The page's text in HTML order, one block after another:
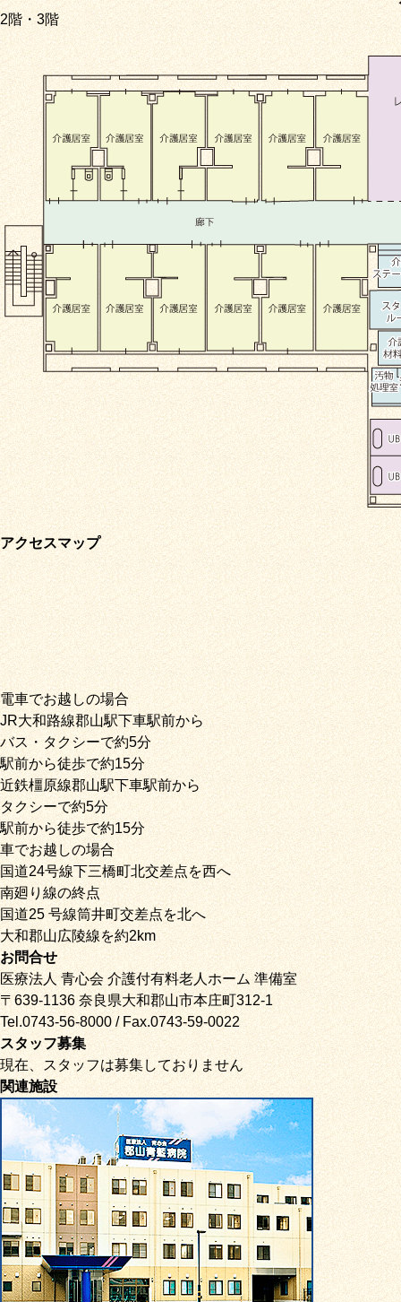
2階・3階
アクセスマップ
電車でお越しの場合
JR大和路線郡山駅下車駅前から
バス・タクシーで約5分
駅前から徒歩で約15分
近鉄橿原線郡山駅下車駅前から
タクシーで約5分
駅前から徒歩で約15分
車でお越しの場合
国道24号線下三橋町北交差点を西へ
南廻り線の終点
国道25 号線筒井町交差点を北へ
大和郡山広陵線を約2km
お問合せ
医療法人 青心会 介護付有料老人ホーム 準備室
〒639-1136 奈良県大和郡山市本庄町312-1
Tel.0743-56-8000 / Fax.0743-59-0022
スタッフ募集
現在、スタッフは募集しておりません
関連施設